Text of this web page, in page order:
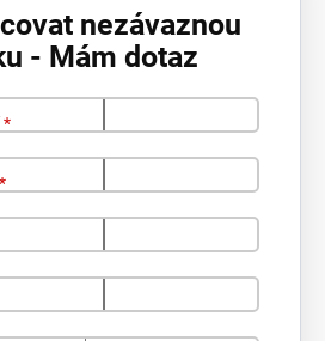
nezávaznou
- Mám dotaz
*
*